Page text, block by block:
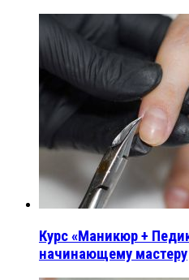
Курс «Маникюр +
начинающему мастеру